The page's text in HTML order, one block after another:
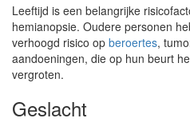
Leeftijd is een belangrijke
hemianopsie. Oudere personen
verhoogd risico op beroertes,
aandoeningen, die op hun beurt
vergroten.
Geslacht